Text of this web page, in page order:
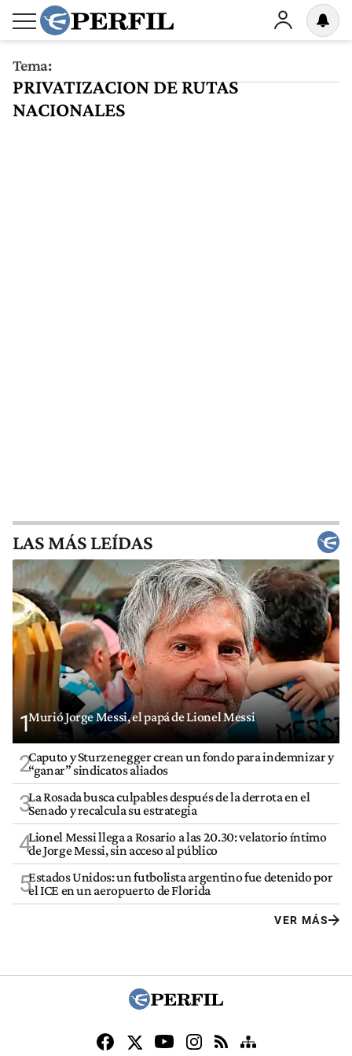
Tema:
PRIVATIZACION DE RUTAS
NACIONALES
LAS MÁS LEÍDAS
1Murió Jorge Messi, el papá de Lionel Messi
2Caputo y Sturzenegger crean un fondo para indemnizar y
“ganar” sindicatos aliados
3La Rosada busca culpables después de la derrota en el
Senado y recalcula su estrategia
4Lionel Messi llega a Rosario a las 20.30: velatorio íntimo
de Jorge Messi, sin acceso al público
5Estados Unidos: un futbolista argentino fue detenido por
el ICE en un aeropuerto de Florida
VER MÁS